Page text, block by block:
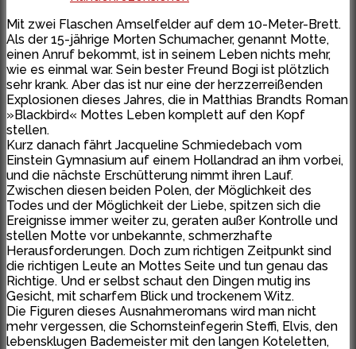
Mit zwei Flaschen Amselfelder auf dem 10-Meter-Brett.
Als der 15-jährige Morten Schumacher, genannt Motte,
einen Anruf bekommt, ist in seinem Leben nichts mehr,
wie es einmal war. Sein bester Freund Bogi ist plötzlich
sehr krank. Aber das ist nur eine der herzzerreißenden
Explosionen dieses Jahres, die in Matthias Brandts Roman
»Blackbird« Mottes Leben komplett auf den Kopf
stellen.
Kurz danach fährt Jacqueline Schmiedebach vom
Einstein Gymnasium auf einem Hollandrad an ihm vorbei,
und die nächste Erschütterung nimmt ihren Lauf.
Zwischen diesen beiden Polen, der Möglichkeit des
Todes und der Möglichkeit der Liebe, spitzen sich die
Ereignisse immer weiter zu, geraten außer Kontrolle und
stellen Motte vor unbekannte, schmerzhafte
Herausforderungen. Doch zum richtigen Zeitpunkt sind
die richtigen Leute an Mottes Seite und tun genau das
Richtige. Und er selbst schaut den Dingen mutig ins
Gesicht, mit scharfem Blick und trockenem Witz.
Die Figuren dieses Ausnahmeromans wird man nicht
mehr vergessen, die Schornsteinfegerin Steffi, Elvis, den
lebensklugen Bademeister mit den langen Koteletten,